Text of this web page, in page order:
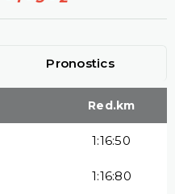
Pronostics
Red.km
1:16:50
1:16:80